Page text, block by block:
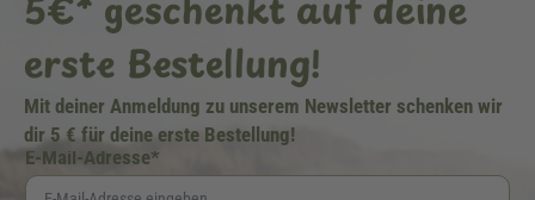
erste Bestellung!
Mit deiner Anmeldung zu unserem Newsletter schenken wir
dir 5 € für deine erste Bestellung!
E-Mail-Adresse*